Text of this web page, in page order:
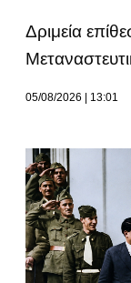
Δριμεία
05/08/2026 13:01